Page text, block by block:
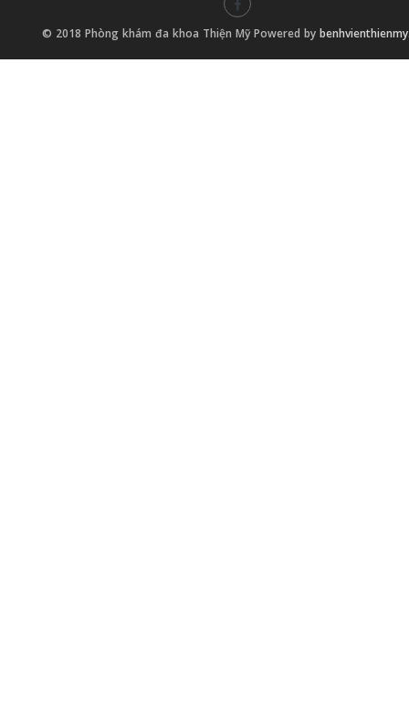
© 2018 Phòng khám đa khoa Thiện Mỹ Powered by